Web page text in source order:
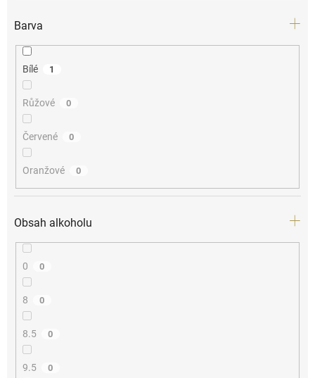
Barva
Bílé 1
Růžové 0
Červené 0
Oranžové 0
Obsah alkoholu
0 0
8 0
8.5 0
9.5 0